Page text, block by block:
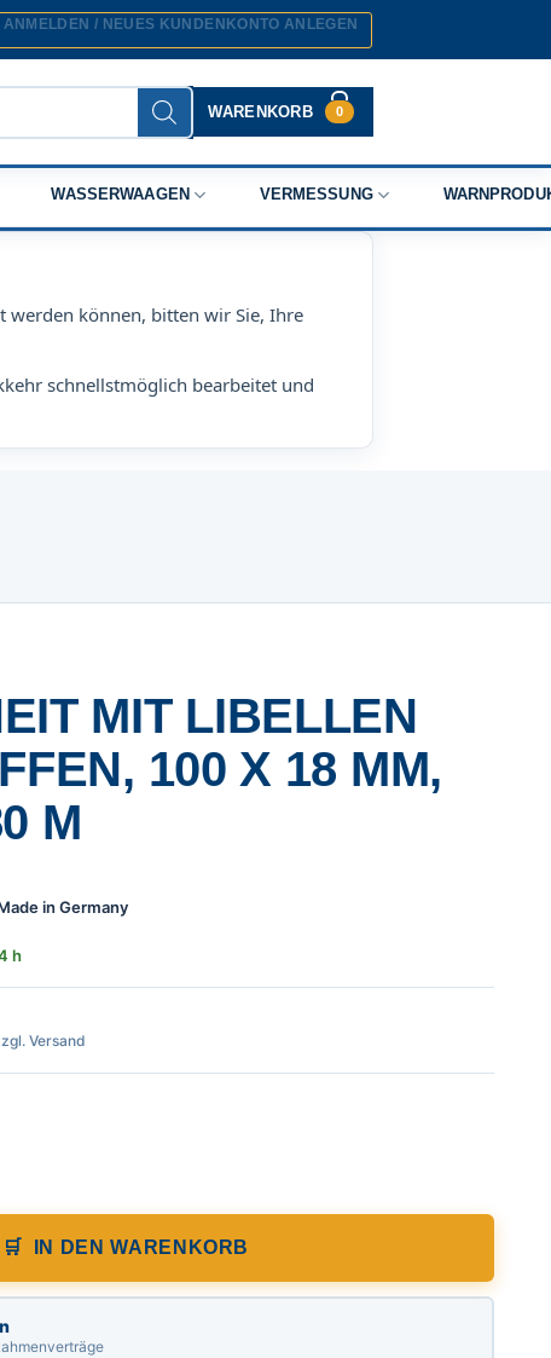
ANMELDEN / NEUES KUNDENKONTO ANLEGEN
WARENKORB 0
WASSERWAAGEN VERMESSUNG
werden können, bitten wir Sie, Ihre
schnellstmöglich bearbeitet und
MIT LIBELLEN
100 X 18 MM,
M
in Germany
h
Versand
und 2 Griffen, 100 x 18 mm, Länge
IN DEN WARENKORB